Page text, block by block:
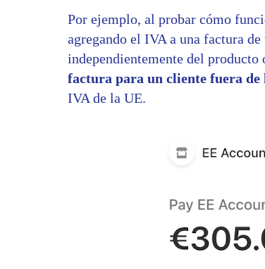
Por ejemplo, al probar cómo
agregando el IVA a una factura
independientemente del producto
factura para un cliente fuera de
IVA de la UE.